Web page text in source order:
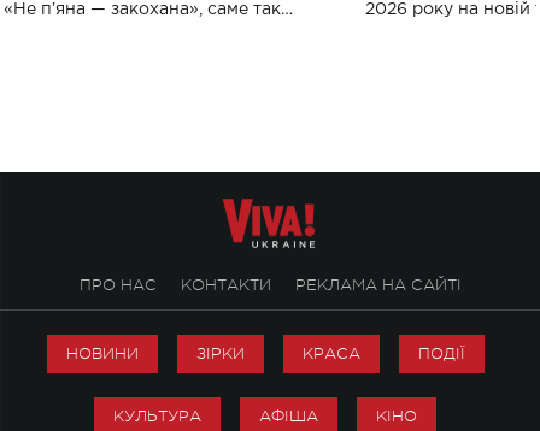
«Не пʼяна — закохана», саме так
2026 року на новій
ПРО НАС КОНТАКТИ РЕКЛАМА НА САЙТІ
НОВИНИ ЗІРКИ КРАСА ПОДІЇ
КУЛЬТУРА АФІША КІНО